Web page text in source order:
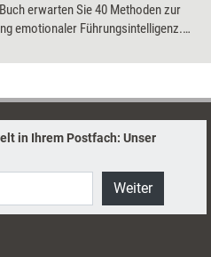
erwarten Sie 40 Methoden zur
emotionaler Führungsintelligenz.
im Bereich Digitalisierung und
mit denen der emotional
Führung verwoben. Gegliedert in
Kompetenzbereiche
helfen diese
in Trainings, Coachings und
den EQ von Teams und
in Ihrem Postfach: Unser
Weiter